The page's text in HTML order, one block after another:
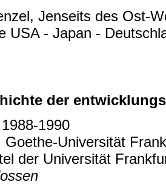
Jenseits des Ost-
USA - Japan -
der
1990
Goethe-Universität
der Universität